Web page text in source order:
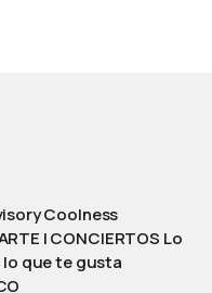
Coolness
| CONCIERTOS Lo
lo que te gusta